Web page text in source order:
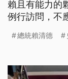
賴且有能力的
例行訪問，不
道。
總統賴清德